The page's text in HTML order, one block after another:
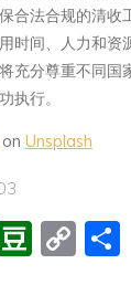
合法合规的清收
时间、人力和资
充分尊重不同国
执行。
onUnsplash
D C